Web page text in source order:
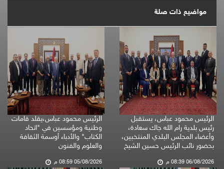
مواضيع ذات صلة
الرئيس محمود عباس، يستقبل
رئيس بلدية رام الله جاك سعادة،
وأعضاء المجلس البلدي المنتخبين،
بحضور نائب الرئيس حسين الشيخ
06/08/2026 08:39 م
الرئيس محمود عباس،يقلد قامات
وطنية ومؤسسين في "اتحاد
الكتاب" والأدباء أوسمة الثقافة
والعلوم والفنون
05/08/2026 08:59 م